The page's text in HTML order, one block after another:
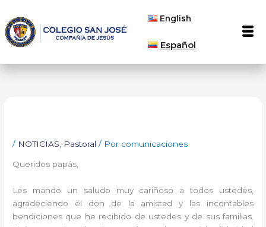
contenido
English
Español
/ NOTICIAS Pastoral / Por comunicaciones
Queridos papás,
Les mando un saludo muy cariñoso a todos ustedes,
agradeciendo el don de la amistad y las incontables
bendiciones que he recibido de ustedes y de sus familias.